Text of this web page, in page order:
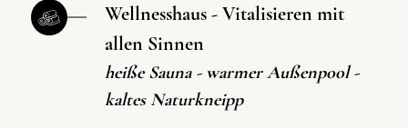
Wellnesshaus - Vitalisieren mit
allen Sinnen
heiße Sauna - warmer Außenpool -
kaltes Naturkneipp